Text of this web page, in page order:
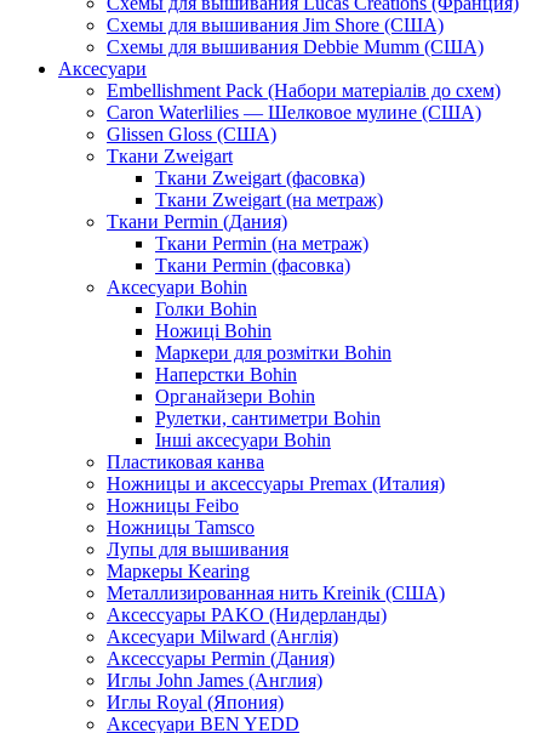
Схемы для вышивания Jim Shore (США)
Схемы для вышивания Debbie Mumm (США)
Аксесуари
Embellishment Pack (Набори матеріалів до схем)
Caron Waterlilies — Шелковое мулине (США)
Glissen Gloss (США)
Ткани Zweigart
Ткани Zweigart (фасовка)
Ткани Zweigart (на метраж)
Ткани Permin (Дания)
Ткани Permin (на метраж)
Ткани Permin (фасовка)
Аксесуари Bohin
Голки Bohin
Ножиці Bohin
Маркери для розмітки Bohin
Наперстки Bohin
Органайзери Bohin
Рулетки, сантиметри Bohin
Інші аксесуари Bohin
Пластиковая канва
Ножницы и аксессуары Premax (Италия)
Ножницы Feibo
Ножницы Tamsco
Лупы для вышивания
Маркеры Kearing
Металлизированная нить Kreinik (США)
Аксессуары PAKO (Нидерланды)
Аксесуари Milward (Англія)
Аксессуары Permin (Дания)
Иглы John James (Англия)
Иглы Royal (Япония)
Аксесуари BEN YEDD